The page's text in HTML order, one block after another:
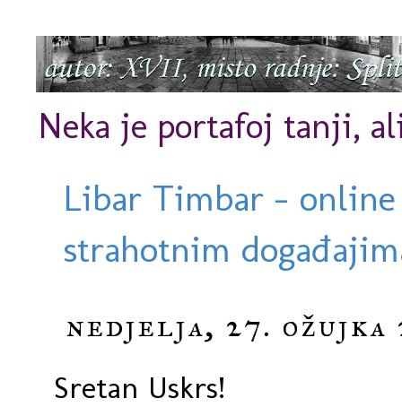
Neka je portafoj tanji,
Libar Timbar -
strahotnim
nedjelja, 27. ožujka
Sretan Uskrs!